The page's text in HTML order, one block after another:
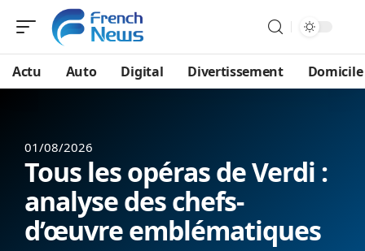
Actu Auto Digital Divertissement Domicile
01/08/2026
Tous les opéras de Verdi :
analyse des chefs-
d’œuvre emblématiques